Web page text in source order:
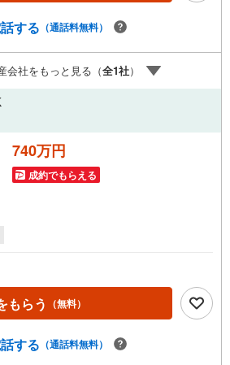
歓迎です！
する （通話料無料）
会社をもっと見る（全1社）
740万円
成約でもらえる
もらう （無料）
する （通話料無料）